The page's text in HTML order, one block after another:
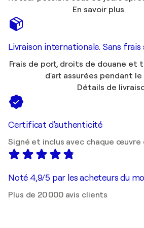
En savoir plus
Livraison internationale. Sans
Frais de port, droits de douane et
d'art assurées pendant
Détails de
Certificat d'authenticité
Signé et inclus avec chaque œuvre
Noté 4,9/5 par les acheteurs du
Plus de 20 000 avis clients